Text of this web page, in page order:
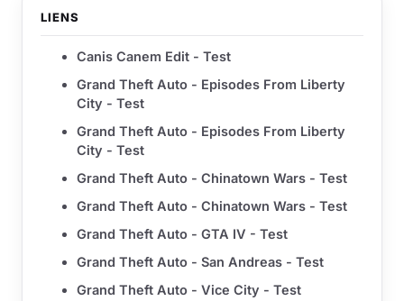
LIENS
Canis Canem Edit - Test
Grand Theft Auto - Episodes From Liberty
City - Test
Grand Theft Auto - Episodes From Liberty
City - Test
Grand Theft Auto - Chinatown Wars - Test
Grand Theft Auto - Chinatown Wars - Test
Grand Theft Auto - GTA IV - Test
Grand Theft Auto - San Andreas - Test
Grand Theft Auto - Vice City - Test